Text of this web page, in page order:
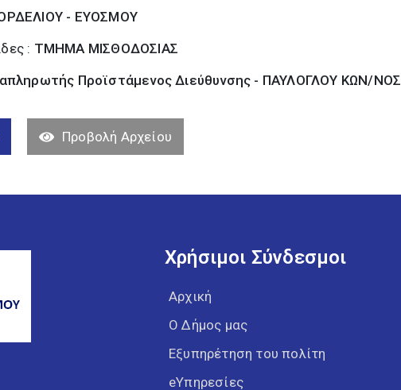
- ΕΥΟΣΜΟΥ
: ΤΜΗΜΑ ΜΙΣΘΟΔΟΣΙΑΣ
Προϊστάμενος Διεύθυνσης - ΠΑΥΛΟΓΛΟΥ ΚΩΝ/ΝΟΣ
Προβολή Αρχείου
Χρήσιμοι Σύνδεσμοι
Αρχική
Ο Δήμος μας
Εξυπηρέτηση του πολίτη
eΥπηρεσίες